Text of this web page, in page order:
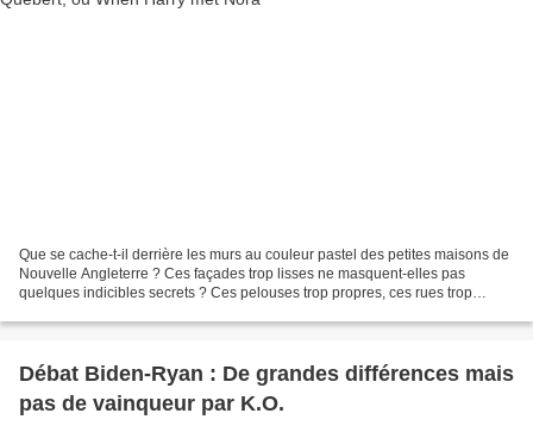
Que se cache-t-il derrière les murs au couleur pastel des petites maisons de
Nouvelle Angleterre ? Ces façades trop lisses ne masquent-elles pas
quelques indicibles secrets ? Ces pelouses trop propres, ces rues trop
Débat Biden-Ryan : De grandes différences mais
pas de vainqueur par K.O.